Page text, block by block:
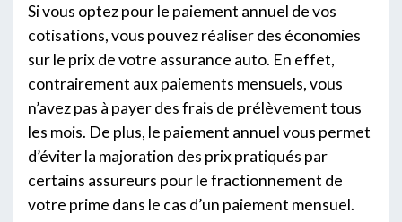
Si vous optez pour le paiement annuel de vos
cotisations, vous pouvez réaliser des économies
sur le prix de votre assurance auto. En effet,
contrairement aux paiements mensuels, vous
n’avez pas à payer des frais de prélèvement tous
les mois. De plus, le paiement annuel vous permet
d’éviter la majoration des prix pratiqués par
certains assureurs pour le fractionnement de
votre prime dans le cas d’un paiement mensuel.